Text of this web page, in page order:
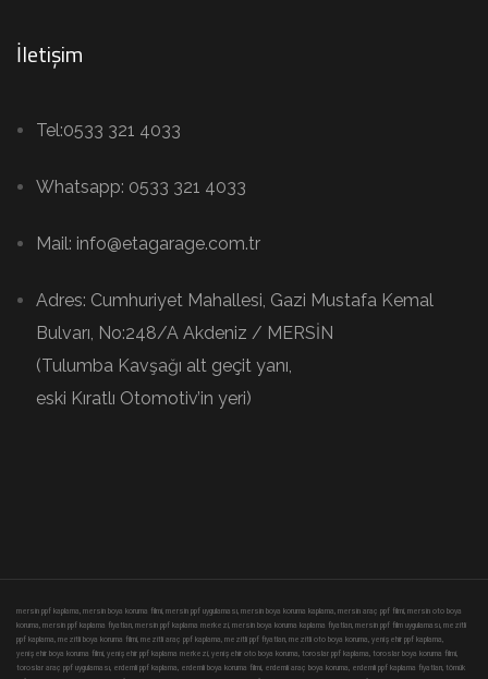
İletişim
Tel:0533 321 4033
Whatsapp: 0533 321 4033
Mail: info@etagarage.com.tr
Adres: Cumhuriyet Mahallesi, Gazi Mustafa Kemal
Bulvarı, No:248/A Akdeniz / MERSİN
(Tulumba Kavşağı alt geçit yanı,
eski Kıratlı Otomotiv’in yeri)
mersin ppf kaplama, mersin boya koruma filmi, mersin ppf uygulaması, mersin boya koruma kaplama, mersin araç ppf filmi, mersin oto boya
koruma, mersin ppf kaplama fiyatları, mersin ppf kaplama merkezi, mersin boya koruma kaplama fiyatları, mersin ppf film uygulaması, mezitli
ppf kaplama, mezitli boya koruma filmi, mezitli araç ppf kaplama, mezitli ppf fiyatları, mezitli oto boya koruma, yenişehir ppf kaplama,
yenişehir boya koruma filmi, yenişehir ppf kaplama merkezi, yenişehir oto boya koruma, toroslar ppf kaplama, toroslar boya koruma filmi,
toroslar araç ppf uygulaması, erdemli ppf kaplama, erdemli boya koruma filmi, erdemli araç boya koruma, erdemli ppf kaplama fiyatları, tömük